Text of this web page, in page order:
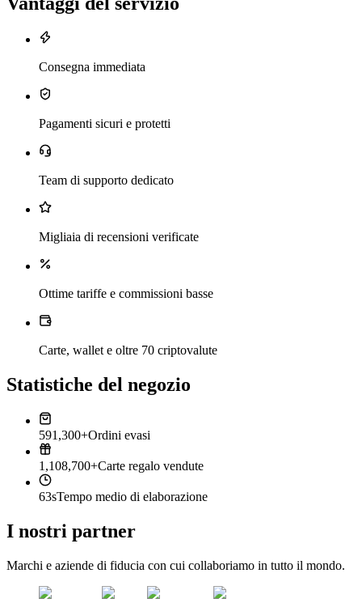
Consegna immediata
Pagamenti sicuri e protetti
Team di supporto dedicato
Migliaia di recensioni verificate
Ottime tariffe e commissioni basse
Carte, wallet e oltre 70 criptovalute
Statistiche del negozio
591,300+Ordini evasi
1,108,700+Carte regalo vendute
63sTempo medio di elaborazione
I nostri partner
Marchi e aziende di fiducia con cui collaboriamo in tutto il mondo.